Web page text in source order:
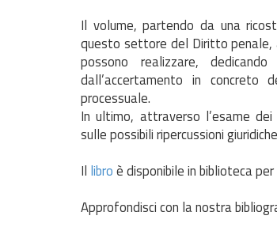
Il volume, partendo da una
questo settore del Diritto penale,
possono realizzare,
dall’accertamento in
processuale.
In ultimo, attraverso l’esame
sulle possibili ripercussioni
Il libroè disponibile in biblioteca
Approfondisci con la nostra